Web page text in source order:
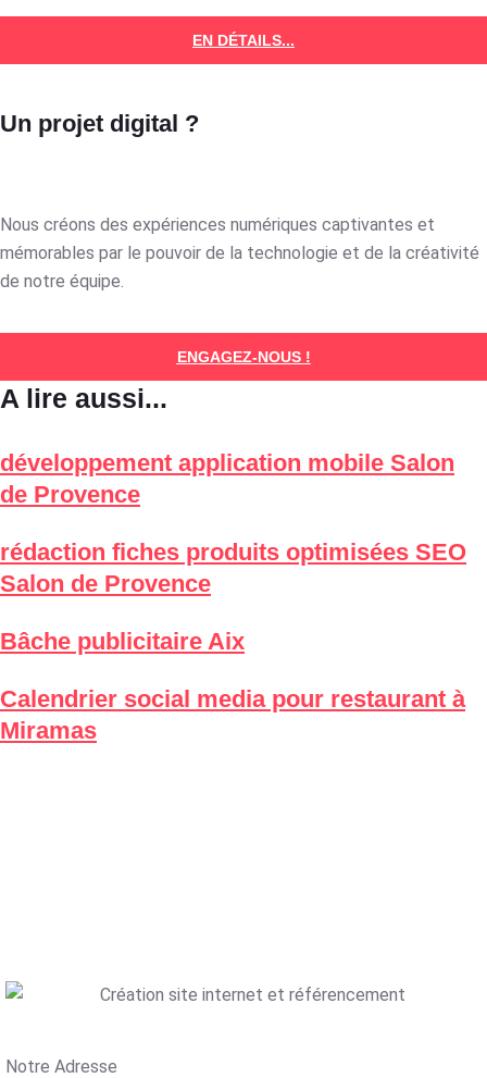
EN DÉTAILS...
Un projet digital ?
Nous créons des expériences numériques captivantes et
mémorables par le pouvoir de la technologie et de la créativité
de notre équipe.
ENGAGEZ-NOUS !
A lire aussi...
développement application mobile Salon
de Provence
rédaction fiches produits optimisées SEO
Salon de Provence
Bâche publicitaire Aix
Calendrier social media pour restaurant à
Miramas
Notre Adresse